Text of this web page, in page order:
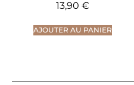
13,90 €
AJOUTER AU PANIER